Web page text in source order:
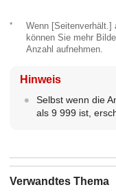
* Wenn [Seitenverhält.]
können Sie mehr
Anzahl aufnehmen.
Hinweis
Selbst wenn die
als 9 999 ist,
Verwandtes Thema